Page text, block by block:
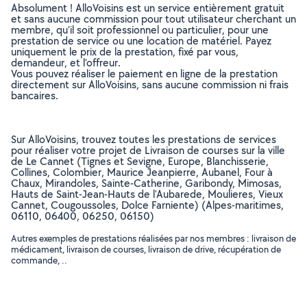
Absolument ! AlloVoisins est un service entièrement gratuit
et sans aucune commission pour tout utilisateur cherchant un
membre, qu’il soit professionnel ou particulier, pour une
prestation de service ou une location de matériel. Payez
uniquement le prix de la prestation, fixé par vous,
demandeur, et l’offreur.
Vous pouvez réaliser le paiement en ligne de la prestation
directement sur AlloVoisins, sans aucune commission ni frais
bancaires.
Sur AlloVoisins, trouvez toutes les prestations de services
pour réaliser votre projet de Livraison de courses sur la ville
de Le Cannet (Tignes et Sevigne, Europe, Blanchisserie,
Collines, Colombier, Maurice Jeanpierre, Aubanel, Four à
Chaux, Mirandoles, Sainte-Catherine, Garibondy, Mimosas,
Hauts de Saint-Jean-Hauts de l'Aubarede, Moulieres, Vieux
Cannet, Cougoussoles, Dolce Farniente) (Alpes-maritimes,
06110, 06400, 06250, 06150)
Autres exemples de prestations réalisées par nos membres : livraison de
médicament, livraison de courses, livraison de drive, récupération de
commande, ..